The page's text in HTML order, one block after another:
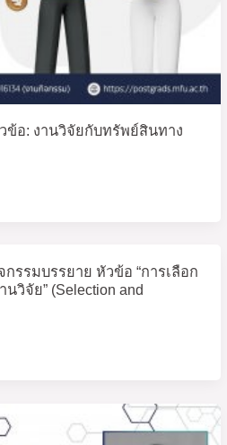
ข้อ: งานวิจัยกับทรัพย์สินทาง
รรมบรรยาย หัวข้อ “การเลือก
วิจัย” (Selection and